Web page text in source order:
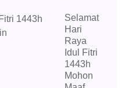
Selamat
Hari
Raya
Idul Fitri
1443h
Mohon